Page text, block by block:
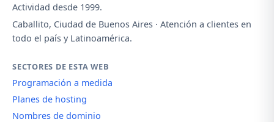
Actividad desde 1999.
Caballito, Ciudad de Buenos Aires · Atención a clientes en
todo el país y Latinoamérica.
SECTORES DE ESTA WEB
Programación a medida
Planes de hosting
Nombres de dominio